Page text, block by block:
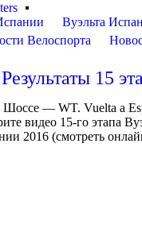
Вуэльта
Велоспорта
15
Шоссе — WT. Vuelta a
видео 15-го этапа
2016 (смотреть